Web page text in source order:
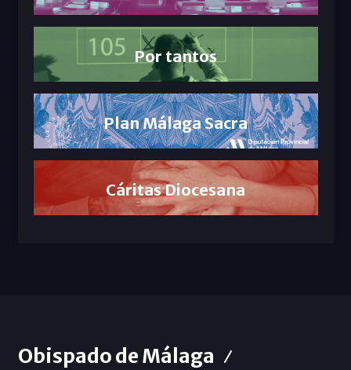
Por tantos
Plan Málaga Sacra
Cáritas Diocesana
Obispado de Málaga